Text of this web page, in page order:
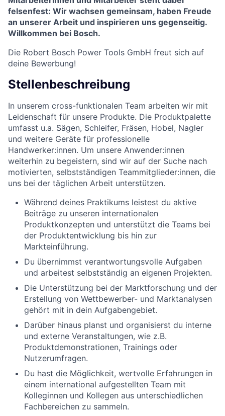
felsenfest: Wir wachsen gemeinsam, haben Freude
an unserer Arbeit und inspirieren uns gegenseitig.
Willkommen bei Bosch.
Die Robert Bosch Power Tools GmbH freut sich auf
deine Bewerbung!
Stellenbeschreibung
In unserem cross-funktionalen Team arbeiten wir mit
Leidenschaft für unsere Produkte. Die Produktpalette
umfasst u.a. Sägen, Schleifer, Fräsen, Hobel, Nagler
und weitere Geräte für professionelle
Handwerker:innen. Um unsere Anwender:innen
weiterhin zu begeistern, sind wir auf der Suche nach
motivierten, selbstständigen Teammitglieder:innen, die
uns bei der täglichen Arbeit unterstützen.
Während deines Praktikums leistest du aktive
Beiträge zu unseren internationalen
Produktkonzepten und unterstützt die Teams bei
der Produktentwicklung bis hin zur
Markteinführung.
Du übernimmst verantwortungsvolle Aufgaben
und arbeitest selbstständig an eigenen Projekten.
Die Unterstützung bei der Marktforschung und der
Erstellung von Wettbewerber- und Marktanalysen
gehört mit in dein Aufgabengebiet.
Darüber hinaus planst und organisierst du interne
und externe Veranstaltungen, wie z.B.
Produktdemonstrationen, Trainings oder
Nutzerumfragen.
Du hast die Möglichkeit, wertvolle Erfahrungen in
einem international aufgestellten Team mit
Kolleginnen und Kollegen aus unterschiedlichen
Fachbereichen zu sammeln.